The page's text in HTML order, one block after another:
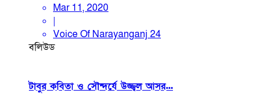
Mar 11, 2020
|
Voice Of Narayanganj 24
বলিউড
টাবুর কবিতা ও সৌন্দর্যে উজ্জ্বল আসর...